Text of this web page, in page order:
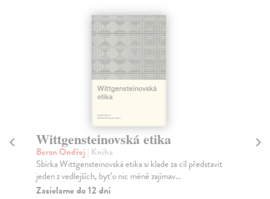
Wittgensteinovská etika
Beran Ondřej | Kniha
Sbírka Wittgensteinovská etika si klade za cíl představit
jeden z vedlejších, byť o nic méně zajímav...
Zasielame do 12 dní